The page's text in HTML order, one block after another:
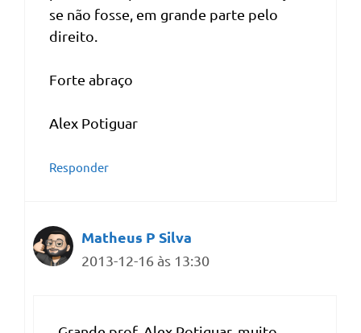
se não fosse, em grande parte pelo
direito.
Forte abraço
Alex Potiguar
Responder
Matheus P Silva
2013-12-16 às 13:30